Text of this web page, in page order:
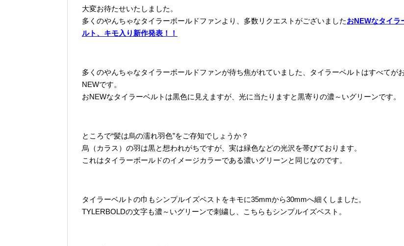
大変お待たせいたしました。
多くのやんちゃなタイラーボールドファンより、多数リクエストがございましたおNEWなタイラ
ルト、キモ入り新作発表！！
多くのやんちゃなタイラーボールドファンが待ち焦がれていました、タイラーベルトはすべてが
NEWです。
おNEWなタイラーベルトは黒色に見えますが、光に当たりますと黒寄りの濃～いグリーンです。
ところで“髪は烏の濡れ羽色”をご存知でしょうか？
烏（カラス）の羽は黒と想われがちですが、実は緑色などの光沢を帯びております。
これはタイラーボールドのイメージカラーである濃いグリーンと同じなのです。
タイラーベルトの巾もシンプルイズベストをキモに35mmから30mmへ細くしました。
TYLERBOLDの文字も濃～いグリーンで刺繍し、こちらもシンプルイズベスト。